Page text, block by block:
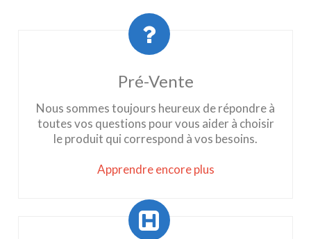
Pré-Vente
Nous sommes toujours heureux de répondre à
toutes vos questions pour vous aider à choisir
le produit qui correspond à vos besoins.
Apprendre encore plus